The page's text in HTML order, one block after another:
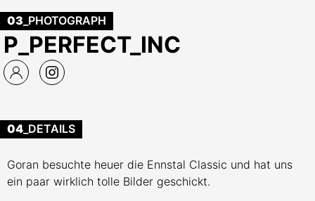
03 _PHOTOGRAPH
P_PERFECT_INC
04 _DETAILS
Goran besuchte heuer die Ennstal Classic und hat uns
ein paar wirklich tolle Bilder geschickt.